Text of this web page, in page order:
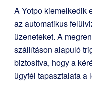
A Yotpo kiemelkedik
az automatikus
üzeneteket. A
szállításon alapuló
biztosítva, hogy a
ügyfél tapasztalata a